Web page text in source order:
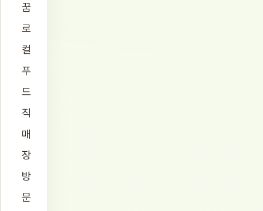
꿈
로
컬
푸
드
직
매
장
방
문